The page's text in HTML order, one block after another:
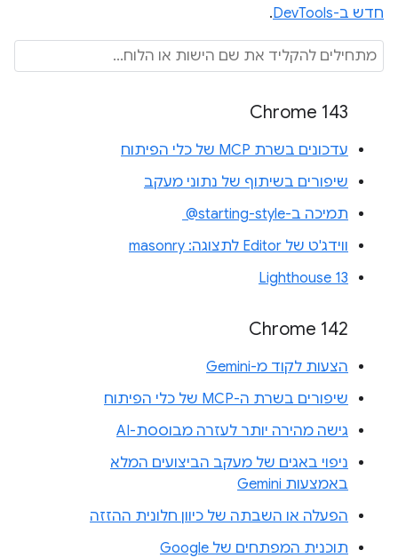
חדש ב-DevTools
.
Chrome 143
עדכונים בשרת MCP של כלי הפיתוח
שיפורים בשיתוף של נתוני מעקב
תמיכה ב-‎ @starting-style
ווידג'ט של Editor לתצוגה: masonry
Lighthouse 13
Chrome 142
הצעות לקוד מ-Gemini
שיפורים בשרת ה-MCP של כלי הפיתוח
גישה מהירה יותר לעזרה מבוססת-AI
ניפוי באגים של מעקב הביצועים המלא
באמצעות Gemini
הפעלה או השבתה של כיוון חלונית ההזזה
תוכנית המפתחים של Google